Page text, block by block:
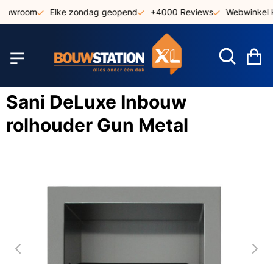
Elke zondag geopend +4000 Reviews Webwinkel
Sani DeLuxe Inbouw
rolhouder Gun Metal